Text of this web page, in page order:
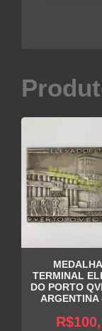
TERMINAL
DO PORTO
ARGENTINA
R$